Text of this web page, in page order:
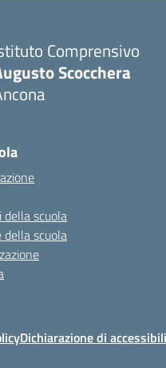
Comprensivo
Scocchera
della scuola
della scuola
Dichiarazione di